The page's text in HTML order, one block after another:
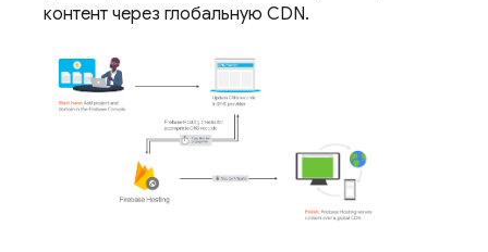
контент через глобальную CDN.